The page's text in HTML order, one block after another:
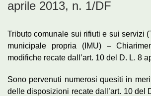
aprile 2013, n. 1/DF
Tributo comunale sui rifiuti e sui servizi
municipale propria (IMU) –
modifiche recate dall’art. 10 del D. L. 8
Sono pervenuti numerosi quesiti in
delle disposizioni recate dall’art. 10 del